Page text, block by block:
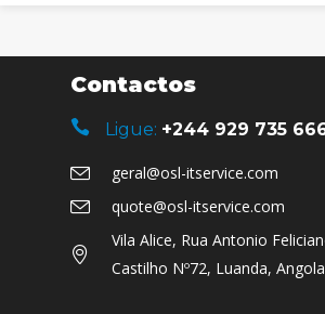
Contactos
Ligue: +244 929 735
geral@osl-itservice.com
quote@osl-itservice.com
Vila Alice, Rua Antonio
Castilho Nº72, Luanda, Angola